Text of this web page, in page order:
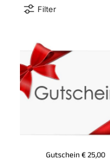
Filter
Gutschein € 25,00